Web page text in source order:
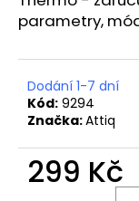
parametry,
Dodání 1-7 dní
Kód: 9294
Značka:Attiq
299 Kč
u
j
e
e
BRUBECK
PÁNSKÉ
BOTY